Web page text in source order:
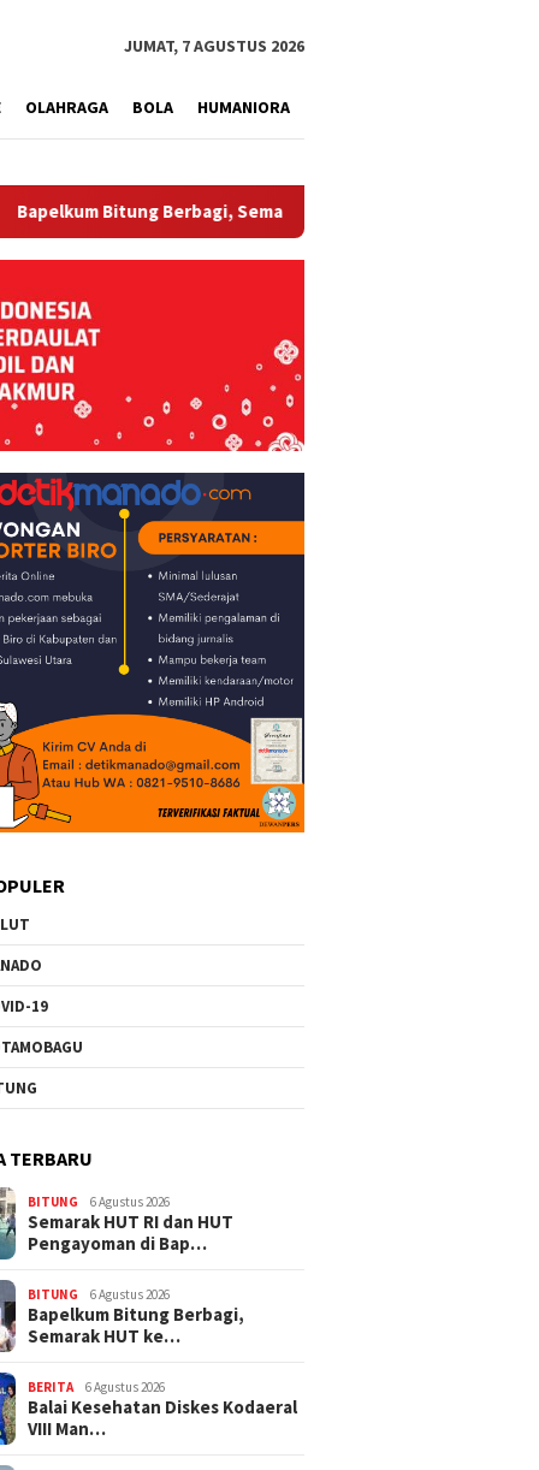
JUMAT, 7 AGUSTUS 2026
OLAHRAGA BOLA HUMANIORA
Berbagi, Semarak HUT ke-81 RI dan Hari Pengayoman ke-
19
TERBARU
BITUNG 6 Agustus 2026
Semarak HUT RI dan HUT
Pengayoman di Bap…
BITUNG 6 Agustus 2026
‎Bapelkum Bitung Berbagi,
Semarak HUT ke…
BERITA 6 Agustus 2026
Balai Kesehatan Diskes Kodaeral
VIII Man…